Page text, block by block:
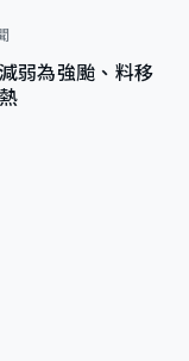
弱為強颱、料移